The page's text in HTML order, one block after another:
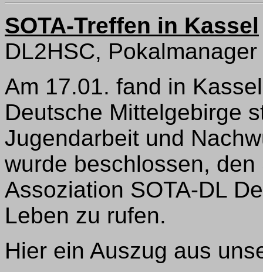
SOTA-Treffen in Kassel
DL2HSC,
Am 17.01. fand in
Deutsche Mittelgebirge
Jugendarbeit und
wurde beschlossen,
Assoziation SOTA-DL
Leben zu rufen.
Hier ein Auszug aus